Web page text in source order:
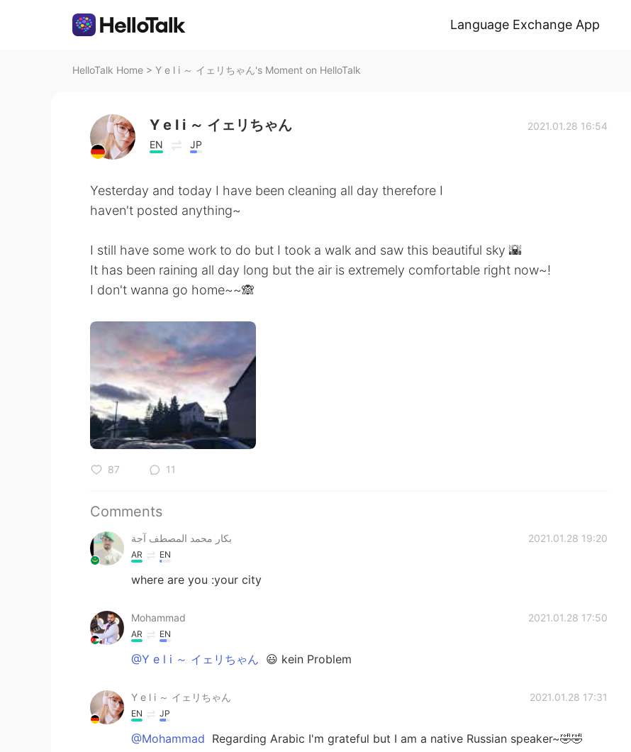
Language Exchange App
HelloTalk Home > Y e l i ～ イェリちゃん's Moment on HelloTalk
Y e l i ～ イェリちゃん
EN JP
2021.01.28 16:54
Yesterday and today I have been cleaning all day therefore I
haven't posted anything~
I still have some work to do but I took a walk and saw this beautiful sky 🌇
It has been raining all day long but the air is extremely comfortable right now~!
I don't wanna go home~~🙈
87 11
Comments
بكار محمد المصطف آجة 2021.01.28 19:20
AR EN
where are you :your city
Mohammad 2021.01.28 17:50
AR EN
@Y e l i ～ イェリちゃん 😃 kein Problem
Y e l i ～ イェリちゃん 2021.01.28 17:31
EN JP
@Mohammad Regarding Arabic I'm grateful but I am a native Russian speaker~🤣🤣